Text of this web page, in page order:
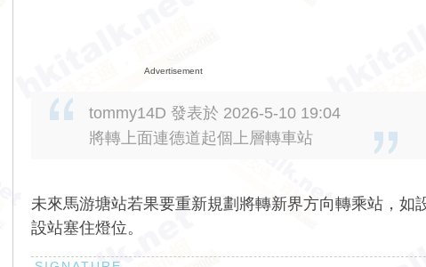
Advertisement
tommy14D 發表於 2026-5-10 19:04
將轉上面連德道起個上層轉車站
未來馬游塘站若果要重新規劃將轉新界方向轉乘站，
設站塞住燈位。